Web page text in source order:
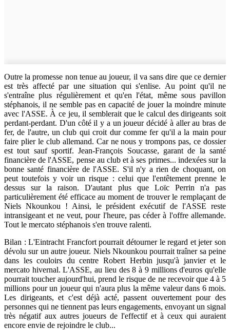
Outre la promesse non tenue au joueur, il va sans dire que ce dernier
est très affecté par une situation qui s'enlise. Au point qu'il ne
s'entraîne plus régulièrement et qu'en l'état, même sous pavillon
stéphanois, il ne semble pas en capacité de jouer la moindre minute
avec l'ASSE. À ce jeu, il semblerait que le calcul des dirigeants soit
perdant-perdant. D'un côté il y a un joueur décidé à aller au bras de
fer, de l'autre, un club qui croit dur comme fer qu'il a la main pour
faire plier le club allemand. Car ne nous y trompons pas, ce dossier
est tout sauf sportif. Jean-François Soucasse, garant de la santé
financière de l'ASSE, pense au club et à ses primes... indexées sur la
bonne santé financière de l'ASSE. S'il n'y a rien de choquant, on
peut toutefois y voir un risque : celui que l'entêtement prenne le
dessus sur la raison. D'autant plus que Loïc Perrin n'a pas
particulièrement été efficace au moment de trouver le remplaçant de
Niels Nkounkou ! Ainsi, le président exécutif de l'ASSE reste
intransigeant et ne veut, pour l'heure, pas céder à l'offre allemande.
Tout le mercato stéphanois s'en trouve ralenti.
Bilan : L'Eintracht Francfort pourrait détourner le regard et jeter son
dévolu sur un autre joueur. Niels Nkounkou pourrait traîner sa peine
dans les couloirs du centre Robert Herbin jusqu'à janvier et le
mercato hivernal. L'ASSE, au lieu des 8 à 9 millions d'euros qu'elle
pourrait toucher aujourd'hui, prend le risque de ne recevoir que 4 à 5
millions pour un joueur qui n'aura plus la même valeur dans 6 mois.
Les dirigeants, et c'est déjà acté, passent ouvertement pour des
personnes qui ne tiennent pas leurs engagements, envoyant un signal
très négatif aux autres joueurs de l'effectif et à ceux qui auraient
encore envie de rejoindre le club...